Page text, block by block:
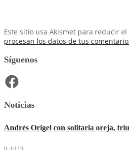
Este sitio usa Akismet para reducir el
procesan los datos de tus
Síguenos
Facebook
Noticias
Andrés Origel con solitaria oreja,